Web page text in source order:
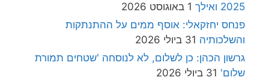
2025 ואילך
1 באוגוסט 2026
פנחס יחזקאלי: אוסף ממים על ההתנתקות
והשלכותיה 31 ביולי 2026
גרשון הכהן: כן לשלום, לא לנוסחה 'שטחים תמורת
שלום' 31 ביולי 2026